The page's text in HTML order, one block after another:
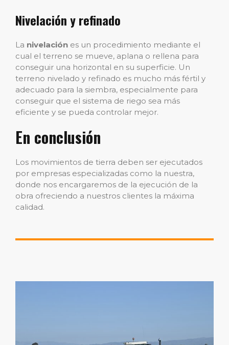
Nivelación y refinado
La nivelación es un procedimiento mediante el
cual el terreno se mueve, aplana o rellena para
conseguir una horizontal en su superficie. Un
terreno nivelado y refinado es mucho más fértil y
adecuado para la siembra, especialmente para
conseguir que el sistema de riego sea más
eficiente y se pueda controlar mejor.
En conclusión
Los movimientos de tierra deben ser ejecutados
por empresas especializadas como la nuestra,
donde nos encargaremos de la ejecución de la
obra ofreciendo a nuestros clientes la máxima
calidad.